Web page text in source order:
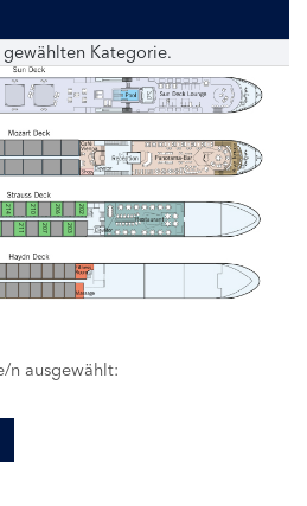
Kategorie.
202
203
206
207
210
211
214
n ausgewählt: